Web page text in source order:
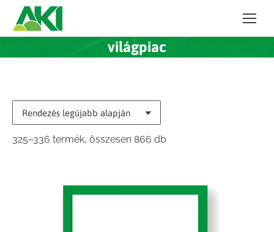
világpiac
325–336 termék, összesen 866 dbSorted